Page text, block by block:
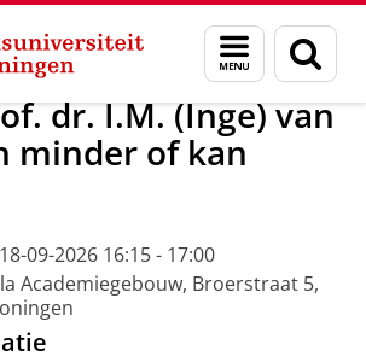
Menu
en
zoeken
Evenementen Oraties
dr. I.M. (Inge) van
minder of kan
09-2026 16:15 - 17:00
Academiegebouw, Broerstraat 5,